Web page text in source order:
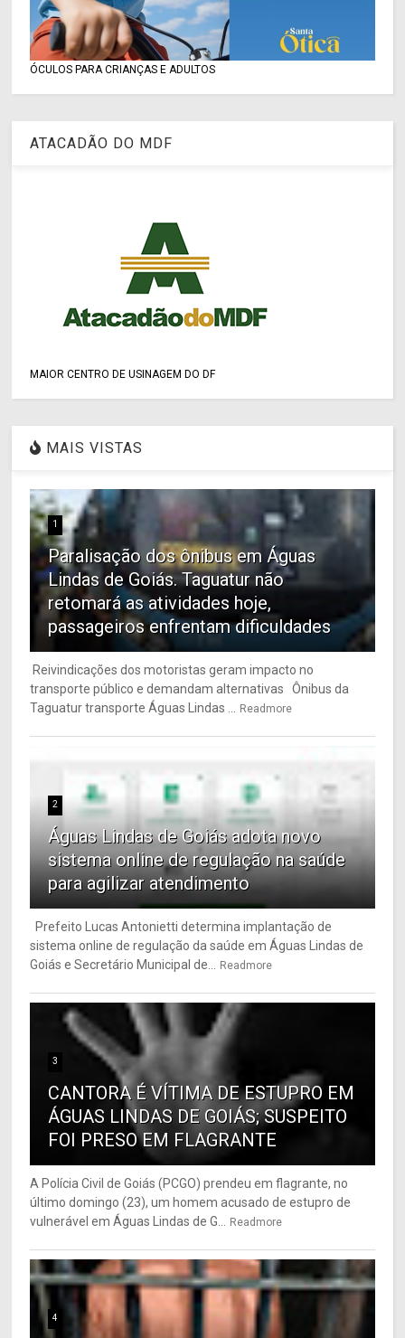
ÓCULOS PARA CRIANÇAS E ADULTOS
ATACADÃO DO MDF
MAIOR CENTRO DE USINAGEM DO DF
MAIS VISTAS
1
Paralisação dos ônibus em Águas
Lindas de Goiás. Taguatur não
retomará as atividades hoje,
passageiros enfrentam dificuldades
Reivindicações dos motoristas geram impacto no
transporte público e demandam alternativas Ônibus da
Taguatur transporte Águas Lindas ...
Readmore
2
Águas Lindas de Goiás adota novo
sistema online de regulação na saúde
para agilizar atendimento
Prefeito Lucas Antonietti determina implantação de
sistema online de regulação da saúde em Águas Lindas de
Goiás e Secretário Municipal de...
Readmore
3
CANTORA É VÍTIMA DE ESTUPRO EM
ÁGUAS LINDAS DE GOIÁS; SUSPEITO
FOI PRESO EM FLAGRANTE
A Polícia Civil de Goiás (PCGO) prendeu em flagrante, no
último domingo (23), um homem acusado de estupro de
vulnerável em Águas Lindas de G...
Readmore
4